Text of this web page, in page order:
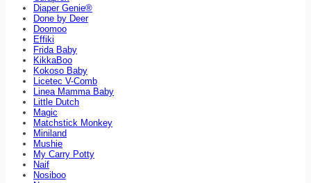
Diaper Genie®
Done by Deer
Doomoo
Effiki
Frida Baby
KikkaBoo
Kokoso Baby
Licetec V-Comb
Linea Mamma Baby
Little Dutch
Magic
Matchstick Monkey
Miniland
Mushie
My Carry Potty
Naif
Nosiboo